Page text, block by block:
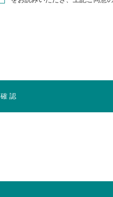
確 認